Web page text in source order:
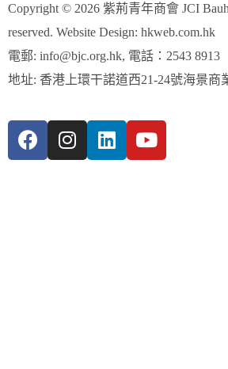
Copyright © 2026 紫荊青年商會 JCI
reserved. Website Design: hkweb.com.hk
電郵: info@bjc.org.hk, 電話：2543 8913
地址: 香港上環干諾道西21-24號海景商